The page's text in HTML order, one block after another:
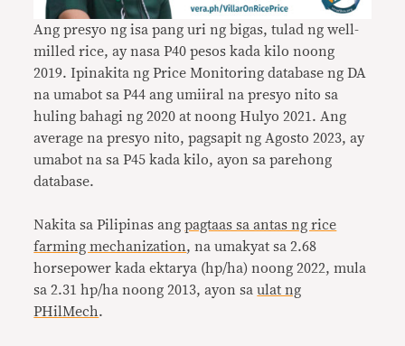
Ang presyo ng isa pang uri ng bigas, tulad ng well-
milled rice, ay nasa P40 pesos kada kilo noong
2019. Ipinakita ng Price Monitoring database ng DA
na umabot sa P44 ang umiiral na presyo nito sa
huling bahagi ng 2020 at noong Hulyo 2021. Ang
average na presyo nito, pagsapit ng Agosto 2023, ay
umabot na sa P45 kada kilo, ayon sa parehong
database.
Nakita sa Pilipinas angpagtaas sa antas ng rice
farming mechanization, na umakyat sa 2.68
horsepower kada ektarya (hp/ha) noong 2022, mula
sa 2.31 hp/ha noong 2013, ayon saulat ng
PHilMech.